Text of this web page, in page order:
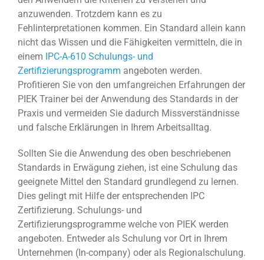
anzuwenden. Trotzdem kann es zu
Fehlinterpretationen kommen. Ein Standard allein kann
nicht das Wissen und die Fähigkeiten vermitteln, die in
einem IPC-A-610 Schulungs- und
Zertifizierungsprogramm angeboten werden.
Profitieren Sie von den umfangreichen Erfahrungen der
PIEK Trainer bei der Anwendung des Standards in der
Praxis und vermeiden Sie dadurch Missverständnisse
und falsche Erklärungen in Ihrem Arbeitsalltag.
Sollten Sie die Anwendung des oben beschriebenen
Standards in Erwägung ziehen, ist eine Schulung das
geeignete Mittel den Standard grundlegend zu lernen.
Dies gelingt mit Hilfe der entsprechenden IPC
Zertifizierung. Schulungs- und
Zertifizierungsprogramme welche von PIEK werden
angeboten. Entweder als Schulung vor Ort in Ihrem
Unternehmen (In-company) oder als Regionalschulung.